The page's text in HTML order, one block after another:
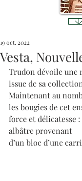
Vesta,
19 oct. 2022
Trudon dévoile une
issue de sa
Maintenant au
les bougies de cet
force et délicatesse
albâtre provenant
d’un bloc d’une